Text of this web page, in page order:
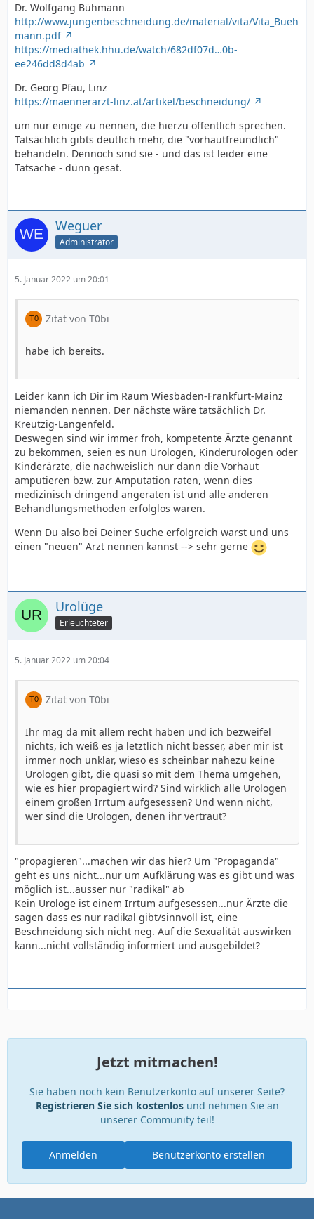
Dr. Wolfgang Bühmann
http://www.jungenbeschneidung.de/material/vita/Vita_Bueh
mann.pdf
https://mediathek.hhu.de/watch/682df07d…0b-
ee246dd8d4ab
Dr. Georg Pfau, Linz
https://maennerarzt-linz.at/artikel/beschneidung/
um nur einige zu nennen, die hierzu öffentlich sprechen.
Tatsächlich gibts deutlich mehr, die "vorhautfreundlich"
behandeln. Dennoch sind sie - und das ist leider eine
Tatsache - dünn gesät.
Weguer
Administrator
5. Januar 2022 um 20:01
Zitat von T0bi
habe ich bereits.
Leider kann ich Dir im Raum Wiesbaden-Frankfurt-Mainz
niemanden nennen. Der nächste wäre tatsächlich Dr.
Kreutzig-Langenfeld.
Deswegen sind wir immer froh, kompetente Ärzte genannt
zu bekommen, seien es nun Urologen, Kinderurologen oder
Kinderärzte, die nachweislich nur dann die Vorhaut
amputieren bzw. zur Amputation raten, wenn dies
medizinisch dringend angeraten ist und alle anderen
Behandlungsmethoden erfolglos waren.
Wenn Du also bei Deiner Suche erfolgreich warst und uns
einen "neuen" Arzt nennen kannst --> sehr gerne
Urolüge
Erleuchteter
5. Januar 2022 um 20:04
Zitat von T0bi
Ihr mag da mit allem recht haben und ich bezweifel
nichts, ich weiß es ja letztlich nicht besser, aber mir ist
immer noch unklar, wieso es scheinbar nahezu keine
Urologen gibt, die quasi so mit dem Thema umgehen,
wie es hier propagiert wird? Sind wirklich alle Urologen
einem großen Irrtum aufgesessen? Und wenn nicht,
wer sind die Urologen, denen ihr vertraut?
"propagieren"...machen wir das hier? Um "Propaganda"
geht es uns nicht...nur um Aufklärung was es gibt und was
möglich ist...ausser nur "radikal" ab
Kein Urologe ist einem Irrtum aufgesessen...nur Ärzte die
sagen dass es nur radikal gibt/sinnvoll ist, eine
Beschneidung sich nicht neg. Auf die Sexualität auswirken
kann...nicht vollständig informiert und ausgebildet?
Jetzt mitmachen!
Sie haben noch kein Benutzerkonto auf unserer Seite?
Registrieren Sie sich kostenlosund nehmen Sie an
unserer Community teil!
Benutzerkonto erstellen
Anmelden